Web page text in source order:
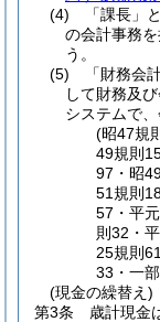
(4)
「課長」
の会計事務
う。
(5)
「財務会
して財務及
システムで
(昭47規
49規則
97・昭
51規則
57・平
則32・
25規則
33・一
(現金の繰替え)
第3条
歳計現金